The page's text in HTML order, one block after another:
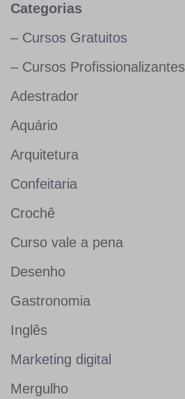
Categorias
– Cursos Gratuitos
– Cursos Profissionalizantes
Adestrador
Aquário
Arquitetura
Confeitaria
Crochê
Curso vale a pena
Desenho
Gastronomia
Inglês
Marketing digital
Mergulho